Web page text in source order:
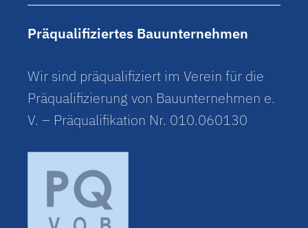
Präqualifiziertes Bauunternehmen
Wir sind präqualifiziert im Verein für die
Präqualifizierung von Bauunternehmen e.
V. – Präqualifikation Nr. 010.060130